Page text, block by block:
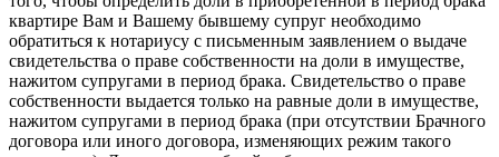
квартире Вам и Вашему бывшему супруг необходимо
обратиться к нотариусу с письменным заявлением о выдаче
свидетельства о праве собственности на доли в имуществе,
нажитом супругами в период брака. Свидетельство о праве
собственности выдается только на равные доли в имуществе,
нажитом супругами в период брака (при отсутствии Брачного
договора или иного договора, изменяющих режим такого